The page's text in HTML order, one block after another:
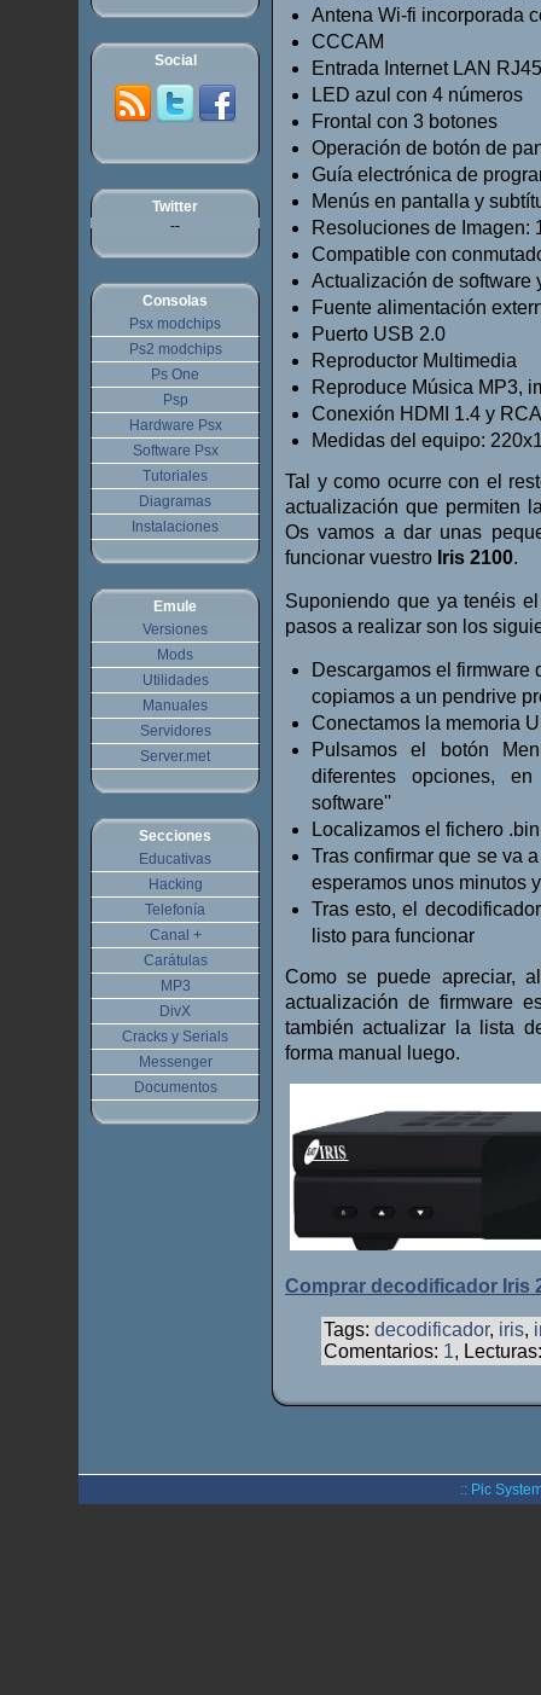
Antena Wi-fi incorporada
CCCAM
Entrada Internet LAN RJ45
LED azul con 4 números
Frontal con 3 botones
Operación de botón de
Guía electrónica de
Menús en pantalla y
Resoluciones de Imagen:
Compatible con
Actualización de software
Fuente alimentación
Puerto USB 2.0
Reproductor Multimedia
Reproduce Música MP3,
Conexión HDMI 1.4 y RCA
Medidas del equipo:
Tal y como ocurre con el
actualización que permiten
Os vamos a dar unas
funcionar vuestro Iris 2100.
Suponiendo que ya tenéis
pasos a realizar son los
Descargamos el firmware
copiamos a un pendrive
Conectamos la memoria
Pulsamos el botón
diferentes opciones, en
software''
Localizamos el fichero
Tras confirmar que se va
esperamos unos minutos
Tras esto, el
listo para funcionar
Como se puede apreciar,
actualización de firmware
también actualizar la lista
forma manual luego.
Comprar decodificador Iris
Tags: decodificador, iris,
Comentarios: 1,
Social
Twitter
--
Consolas
Psx modchips
Ps2 modchips
Ps One
Psp
Hardware Psx
Software Psx
Tutoriales
Diagramas
Instalaciones
Emule
Versiones
Mods
Utilidades
Manuales
Servidores
Server.met
Secciones
Educativas
Hacking
Telefonía
Canal +
Carátulas
MP3
DivX
Cracks y Serials
Messenger
Documentos
:: Pic